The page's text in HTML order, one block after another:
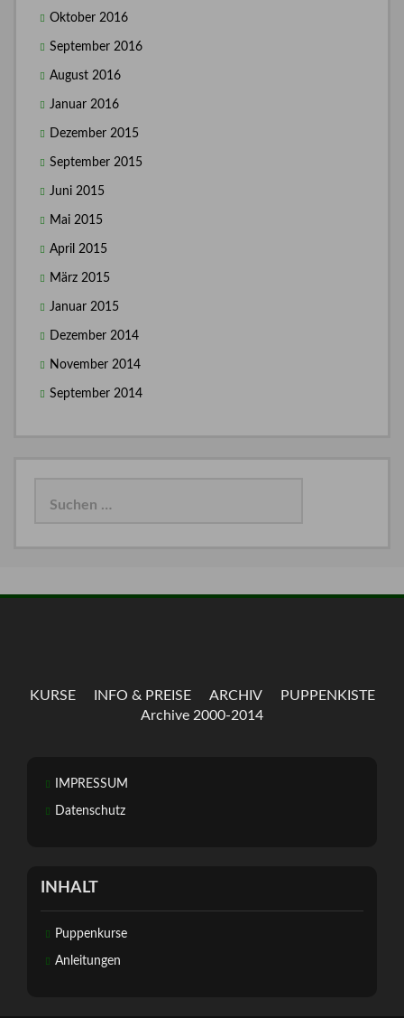
Oktober 2016
September 2016
August 2016
Januar 2016
Dezember 2015
September 2015
Juni 2015
Mai 2015
April 2015
März 2015
Januar 2015
Dezember 2014
November 2014
September 2014
KURSE INFO & PREISE ARCHIV
PUPPENKISTE
Archive 2000-2014
IMPRESSUM
Datenschutz
INHALT
Puppenkurse
Anleitungen